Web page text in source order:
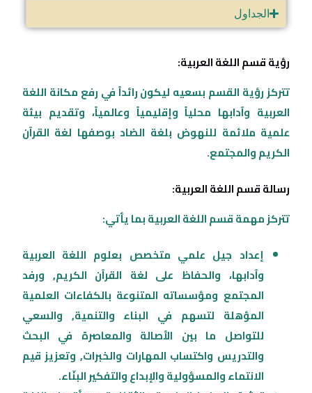
الجداول
رؤية قسم اللغة العربية:
تتركز رؤية القسم بسعيه ليكون رائداً في رفع مكانة اللغة
العربية وآدابها محلياً وإقليمياً وعالمياً، وتقديم بيئة
علمية ملائمة للنهوض بلغة الضاد بوصفها لغة القرآن
الكريم والمجتمع.
رسالة قسم اللغة العربية:
تتركز مهمة قسم اللغة العربية بما يأتي:
إعداد جيل علمي متخصص بعلوم اللغة العربية
وآدابها، والحفاظ على لغة القرآن الكريم, ورفد
المجتمع ومؤسساته المتنوعة بالكفاءات العلمية
المؤهلة لتسهم في البناء والتنمية, والسعي
للتواصل ما بين الأصالة والمعاصرة في البحث
والتدريس واكتساب المهارات والخبرات, وتعزيز قيم
الانتماء والمسؤولية والإبداع والتفكير البنّاء.